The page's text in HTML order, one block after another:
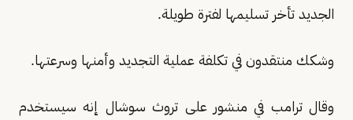
الجديد تأخر تسليمها لفترة طويلة.
وشكك منتقدون في تكلفة عملية التجديد وأمنها وسرعتها.
وقال ترامب في منشور على تروث سوشال إنه سيستخدم